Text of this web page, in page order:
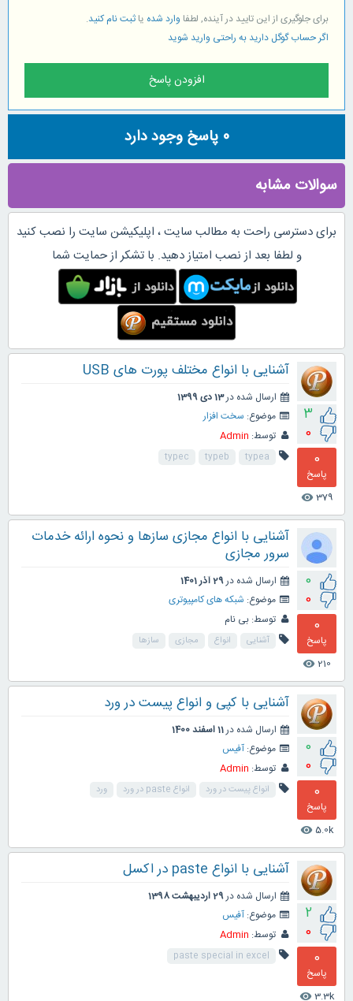
برای جلوگیری از این تایید در آینده, لطفا وارد شده یاثبت نام کنید.
اگر حساب گوگل دارید به راحتی وارید شوید
0 پاسخ وجود دارد
سوالات مشابه
برای دسترسی راحت به مطالب سایت ، اپلیکیشن سایت را نصب کنید
و لطفا بعد از نصب امتیاز دهید. با تشکر از حمایت شما
3
0
0
پاسخ
379
visibility
آشنایی با انواع مختلف پورت های USB
ارسال شده در13 دی 1399
موضوع: سخت افزار
توسط: Admin
typea
typeb
typec
0
0
0
پاسخ
210
visibility
آشنایی با انواع مجازی سازها و نحوه ارائه خدمات
سرور مجازی
ارسال شده در29 آذر 1401
موضوع: شبکه های کامپیوتری
توسط: بی نام
آشنایی انواع مجازی سازها
0
0
0
پاسخ
5.0k
visibility
آشنایی با کپی و انواع پیست در ورد
ارسال شده در11 اسفند 1400
موضوع: آفیس
توسط: Admin
انواع پیست در ورد انواع paste در ورد ورد
2
0
0
پاسخ
3.3k
visibility
آشنایی با انواع paste در اکسل
ارسال شده در29 اردیبهشت 1398
موضوع: آفیس
توسط: Admin
paste special in excel